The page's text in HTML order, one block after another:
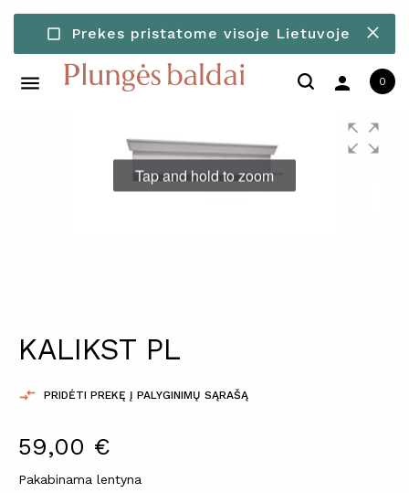
check_box_outline_blank Prekes pristatome visoje Lietuvoje
person 0
Tap and hold to zoom
KALIKST PL
 PRIDĖTI PREKĘ Į PALYGINIMŲ SĄRAŠĄ
59,00 €
Pakabinama lentyna